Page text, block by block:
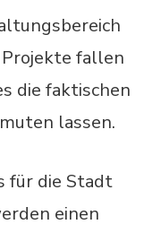
fallen
die faktischen
lassen.
für die Stadt
einen